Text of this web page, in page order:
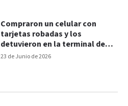
23 de Junio de 2026
Compraron un celular con
tarjetas robadas y los
detuvieron en la terminal de
Chajarí